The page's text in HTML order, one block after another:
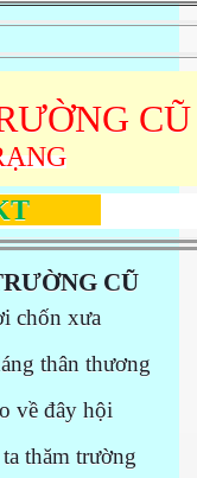
CŨ
chốn xưa
thân thương
về đây hội
thăm trường